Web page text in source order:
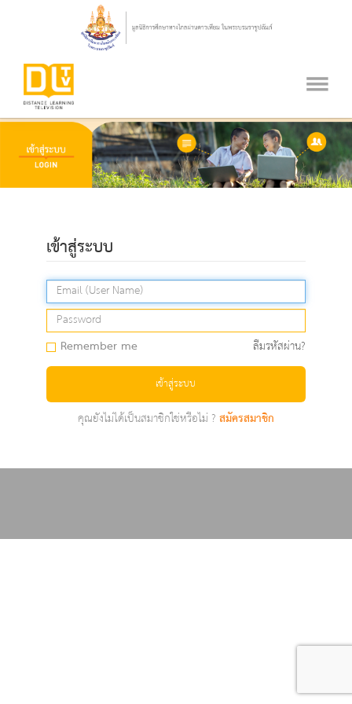
เข้าสู่ระบบ
Remember me ลืมรหัสผ่าน?
เข้าสู่ระบบ
คุณยังไม่ได้เป็นสมาชิกใช่หรือไม่ ?สมัครสมาชิก